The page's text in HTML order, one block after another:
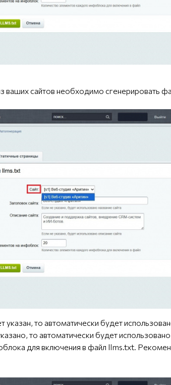
сайтов необходимо сгенерировать
то автоматически будет
то автоматически будет использовано
для включения в файл llms.txt.